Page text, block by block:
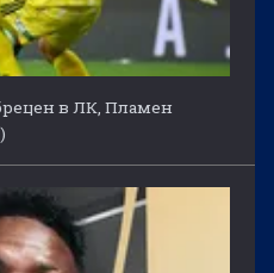
в ЛК, Пламен